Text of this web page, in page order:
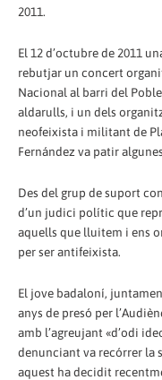
2011.
El 12 d’octubre de 2011
rebutjar un concert
Nacional al barri del
aldarulls, i un dels
neofeixista i militant de
Fernández va patir
Des del grup de suport
d’un judici polític que
aquells que lluitem i ens
per ser antifeixista.
El jove badaloní,
anys de presó per
amb l’agreujant «d’odi
denunciant va recórrer la
aquest ha decidit